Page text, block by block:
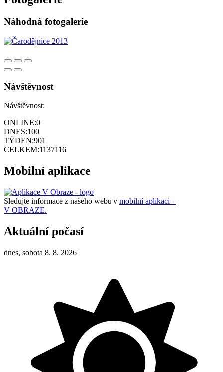
Náhodná fotogalerie
Návštěvnost
Návštěvnost:
ONLINE:0
DNES:100
TÝDEN:901
CELKEM:1137116
Mobilní aplikace
Sledujte informace z našeho webu v mobilní aplikaci –
V OBRAZE.
Aktuální počasí
dnes, sobota 8. 8. 2026